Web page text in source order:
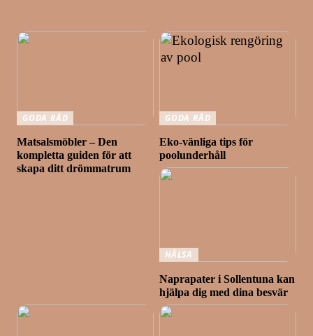
GODA RÅD
Matsalsmöbler – Den
kompletta guiden för att
skapa ditt drömmatrum
GODA RÅD
Eko-vänliga tips för
poolunderhåll
HÄLSA
Naprapater i Sollentuna kan
hjälpa dig med dina besvär